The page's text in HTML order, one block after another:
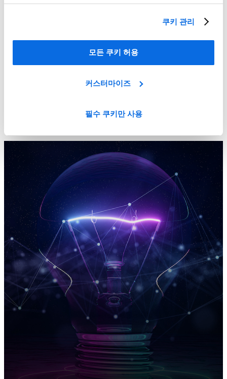
쿠키 관리
모든 쿠키 허용
커스터마이즈
필수 쿠키만 사용